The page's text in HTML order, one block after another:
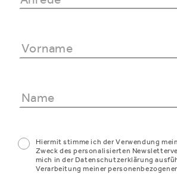
Hiermit stimme ich der Verwendung
Zweck des personalisierten
mich in der Datenschutzerklärung
Verarbeitung meiner